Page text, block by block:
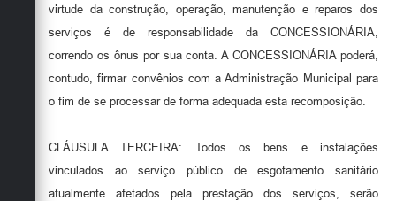
virtude da construção, operação, manutenção e reparos dos
serviços é de responsabilidade da CONCESSIONÁRIA,
correndo os ônus por sua conta. A CONCESSIONÁRIA poderá,
contudo, firmar convênios com a Administração Municipal para
o fim de se processar de forma adequada esta recomposição.
CLÁUSULA TERCEIRA: Todos os bens e instalações
vinculados ao serviço público de esgotamento sanitário
atualmente afetados pela prestação dos serviços, serão